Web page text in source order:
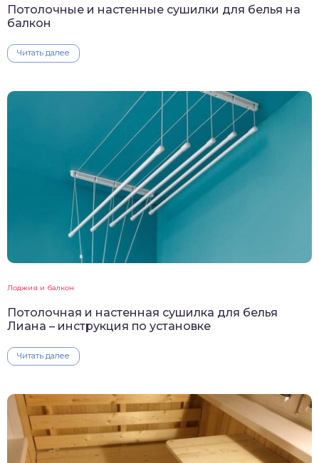
Потолочные и настенные сушилки для белья на
балкон
Читать далее
Лоджия и балкон
Потолочная и настенная сушилка для белья
Лиана – инструкция по установке
Читать далее